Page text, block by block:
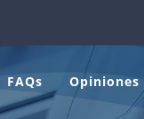
FAQs Opiniones